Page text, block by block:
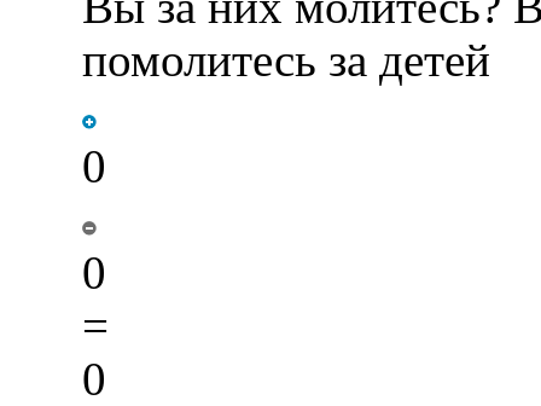
помолитесь за детей
0
0
=
0